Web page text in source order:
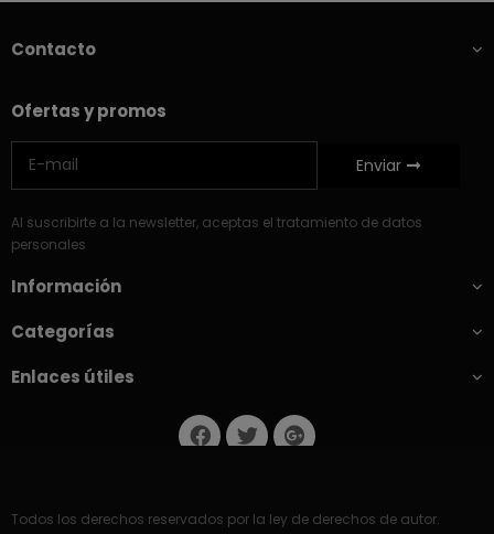
Contacto
Ofertas y promos
Enviar
Al suscribirte a la newsletter, aceptas el tratamiento de datos
personales
Información
Categorías
Enlaces útiles
Todos los derechos reservados por la ley de derechos de autor.